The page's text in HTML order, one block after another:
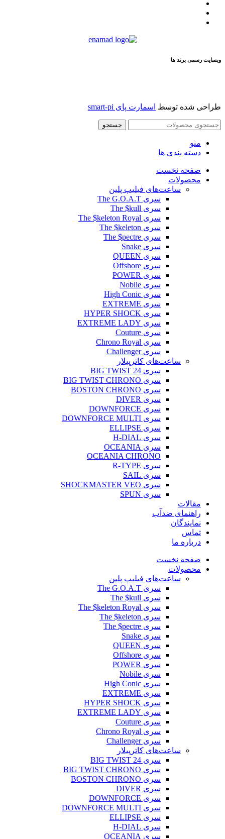
وبسایت رسمی برند ها
طراحی شده توسط اسمارت پای smart-pi
جستجو
منو
دسته بندی ها
صفحه نخست
محصولات
ساعت‌های فیلیپ پلین
سری The G.O.A.T
سری The $kull
سری The $keleton Royal
سری The $keleton
سری The $pectre
سری Snake
سری QUEEN
سری Offshore
سری POWER
سری Nobile
سری High Conic
سری EXTREME
سری HYPER SHOCK
سری EXTREME LADY
سری Couture
سری Chrono Royal
سری Challenger
ساعت‌های کاترپیلار
سری BIG TWIST 24
سری BIG TWIST CHRONO
سری BOSTON CHRONO
سری DIVER
سری DOWNFORCE
سری DOWNFORCE MULTI
سری ELLIPSE
سری H-DIAL
سری OCEANIA
OCEANIA CHRONO
سری R-TYPE
سری SAIL
سری SHOCKMASTER VEO
سری SPUN
مقالات
راهنمای ضدآب
نمایندگان
تماس
درباره ما
صفحه نخست
محصولات
ساعت‌های فیلیپ پلین
سری The G.O.A.T
سری The $kull
سری The $keleton Royal
سری The $keleton
سری The $pectre
سری Snake
سری QUEEN
سری Offshore
سری POWER
سری Nobile
سری High Conic
سری EXTREME
سری HYPER SHOCK
سری EXTREME LADY
سری Couture
سری Chrono Royal
سری Challenger
ساعت‌های کاترپیلار
سری BIG TWIST 24
سری BIG TWIST CHRONO
سری BOSTON CHRONO
سری DIVER
سری DOWNFORCE
سری DOWNFORCE MULTI
سری ELLIPSE
سری H-DIAL
سری OCEANIA